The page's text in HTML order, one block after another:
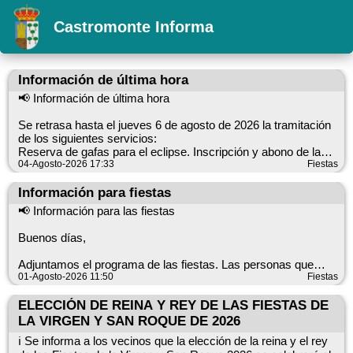
Castromonte Informa
Información de última hora
📢 Información de última hora
Se retrasa hasta el jueves 6 de agosto de 2026 la tramitación
de los siguientes servicios:
Reserva de gafas para el eclipse. Inscripción y abono de la
parrillada. Inscripción en los juegos de prefiestas.
04-Agosto-2026 17:33 Fiestas
Información para fiestas
📢 Información para las fiestas
Buenos días,
Adjuntamos el programa de las fiestas. Las personas que
deseen el programa en papel pueden recogerlo en el
Parrillada — 12 de agosto: Si tienes previsto asistir, es
necesario inscribirse. Debemos informar a Miguel de la
previsión de chorizos, panceta, etc., porque el material
encargado no se puede devolver. Apúntate y realiza el abono
01-Agosto-2026 11:50 Fiestas
ELECCIÓN DE REINA Y REY DE LAS FIESTAS DE
LA VIRGEN Y SAN ROQUE DE 2026
ℹ️ Se informa a los vecinos que la elección de la reina y el rey